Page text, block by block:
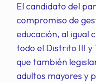
El candidato del
compromiso de
educación, al igual
todo el Distrito III y
que también
adultos mayores y